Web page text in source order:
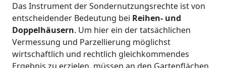
Das Instrument der Sondernutzungsrechte ist von
entscheidender Bedeutung bei Reihen- und
Doppelhäusern. Um hier ein der tatsächlichen
Vermessung und Parzellierung möglichst
wirtschaftlich und rechtlich gleichkommendes